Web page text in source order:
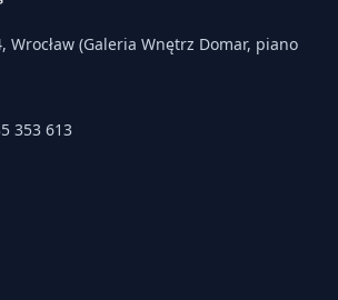
Wrocław (Galeria Wnętrz Domar, piano
353 613